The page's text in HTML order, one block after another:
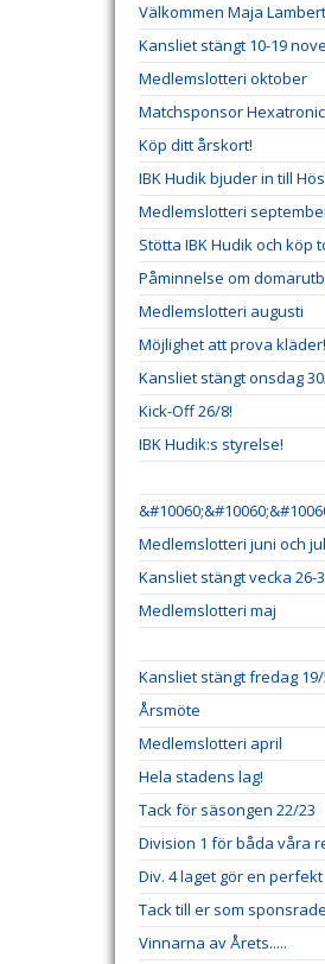
Välkommen Maja
Kansliet stängt 10-19
Medlemslotteri oktober
Matchsponsor
Köp ditt årskort!
IBK Hudik bjuder in till
Medlemslotteri
Stötta IBK Hudik och köp
Påminnelse om
Medlemslotteri augusti
Möjlighet att prova kläder!
Kansliet stängt onsdag
Kick-Off 26/8!
IBK Hudik:s styrelse!
Medlemslotteri juni och
Kansliet stängt vecka 26-
Medlemslotteri maj
Kansliet stängt fredag
Årsmöte
Medlemslotteri april
Hela stadens lag!
Tack för säsongen 22/23
Division 1 för båda våra
Div. 4 laget gör en
Tack till er som
Vinnarna av Årets.....